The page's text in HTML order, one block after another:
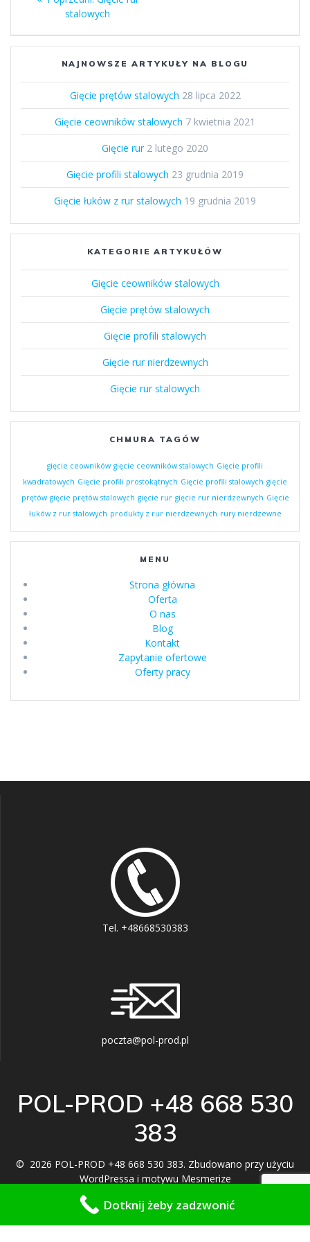
wpisu
wpis:
stalowych
NAJNOWSZE ARTYKUŁY NA BLOGU
Gięcie prętów stalowych 28 lipca 2022
Gięcie ceowników stalowych 7 kwietnia 2021
Gięcie rur 2 lutego 2020
Gięcie profili stalowych 23 grudnia 2019
Gięcie łuków z rur stalowych 19 grudnia 2019
KATEGORIE ARTYKUŁÓW
Gięcie ceowników stalowych
Gięcie prętów stalowych
Gięcie profili stalowych
Gięcie rur nierdzewnych
Gięcie rur stalowych
CHMURA TAGÓW
gięcie ceowników gięcie ceowników stalowych Gięcie profili
kwadratowych Gięcie profili prostokątnych Gięcie profili stalowych gięcie
prętów gięcie prętów stalowych gięcie rur gięcie rur nierdzewnych Gięcie
łuków z rur stalowych produkty z rur nierdzewnych rury nierdzewne
MENU
Strona główna
Oferta
O nas
Blog
Kontakt
Zapytanie ofertowe
Oferty pracy
Tel. +48668530383
poczta@pol-prod.pl
POL-PROD +48 668 530
383
© 2026 POL-PROD +48 668 530 383. Zbudowano przy użyciu
WordPressa i motywu Mesmerize
Dotknij żeby zadzwonić